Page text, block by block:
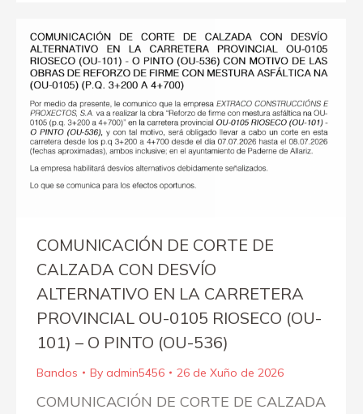
COMUNICACIÓN DE CORTE DE
CALZADA CON DESVÍO
ALTERNATIVO EN LA CARRETERA
PROVINCIAL OU-0105 RIOSECO (OU-
101) – O PINTO (OU-536)
Bandos By admin5456 26 de Xuño de 2026
COMUNICACIÓN DE CORTE DE CALZADA